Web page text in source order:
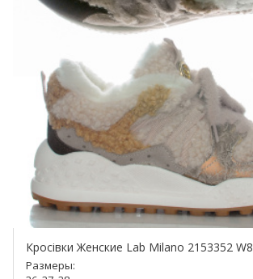
Кросівки Женские Lab Milano 2153352 W8
Размеры: